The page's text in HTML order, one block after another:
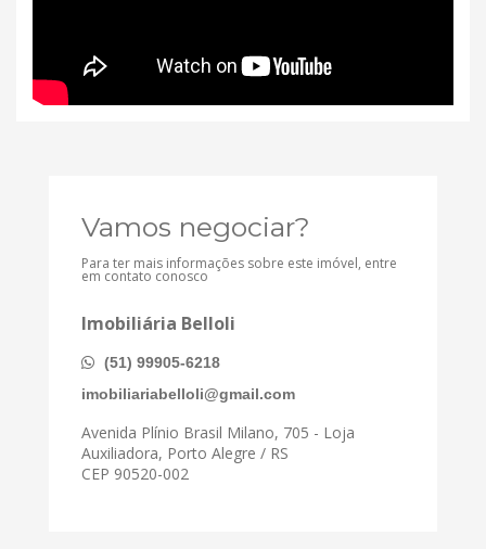
Vamos negociar?
Para ter mais informações sobre este imóvel, entre
em contato conosco
Imobiliária Belloli
(51) 99905-6218
imobiliariabelloli@gmail.com
Avenida Plínio Brasil Milano, 705 - Loja
Auxiliadora, Porto Alegre / RS
CEP 90520-002